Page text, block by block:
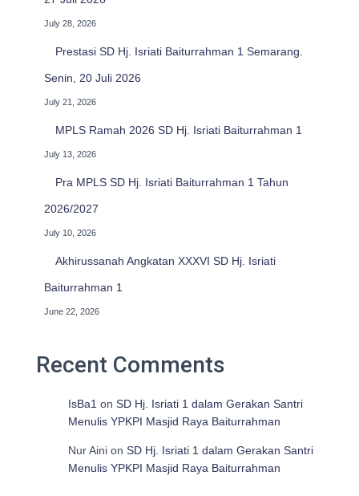
July 28, 2026
Prestasi SD Hj. Isriati Baiturrahman 1 Semarang.
Senin, 20 Juli 2026
July 21, 2026
MPLS Ramah 2026 SD Hj. Isriati Baiturrahman 1
July 13, 2026
Pra MPLS SD Hj. Isriati Baiturrahman 1 Tahun
2026/2027
July 10, 2026
Akhirussanah Angkatan XXXVI SD Hj. Isriati
Baiturrahman 1
June 22, 2026
Recent Comments
IsBa1 on SD Hj. Isriati 1 dalam Gerakan Santri
Menulis YPKPI Masjid Raya Baiturrahman
Nur Aini on SD Hj. Isriati 1 dalam Gerakan Santri
Menulis YPKPI Masjid Raya Baiturrahman